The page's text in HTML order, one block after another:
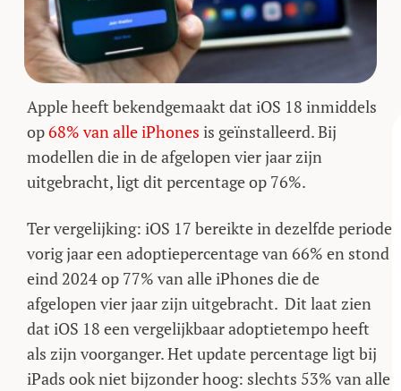
Apple heeft bekendgemaakt dat iOS 18 inmiddels
op68% van alle iPhones is geïnstalleerd. Bij
modellen die in de afgelopen vier jaar zijn
uitgebracht, ligt dit percentage op 76%.
Ter vergelijking: iOS 17 bereikte in dezelfde periode
vorig jaar een adoptiepercentage van 66% en stond
eind 2024 op 77% van alle iPhones die de
afgelopen vier jaar zijn uitgebracht. Dit laat zien
dat iOS 18 een vergelijkbaar adoptietempo heeft
als zijn voorganger. Het update percentage ligt bij
iPads ook niet bijzonder hoog: slechts 53% van alle